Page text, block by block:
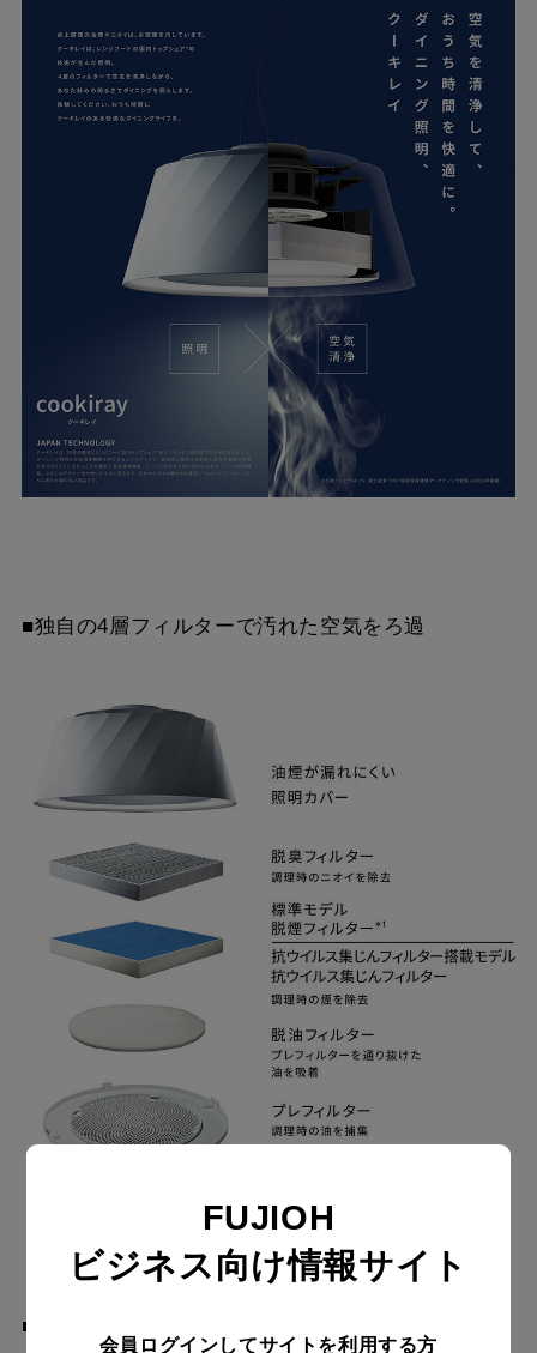
DFC-A25253 ¥2,200（税抜価格 ￥
PFC-38W ¥2,640（税抜価格 ￥
■独自の4層フィルターで汚れた空気をろ過
■抗ウイルス集じんフィルター搭載
FUJIOH
ビジネス向け情報サイト
会員ログインしてサイトを利用する方